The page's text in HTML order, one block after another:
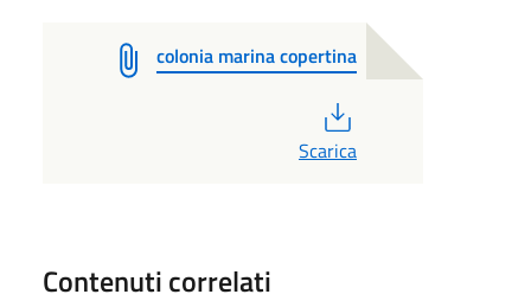
colonia marina copertina
Scarica
Contenuti correlati